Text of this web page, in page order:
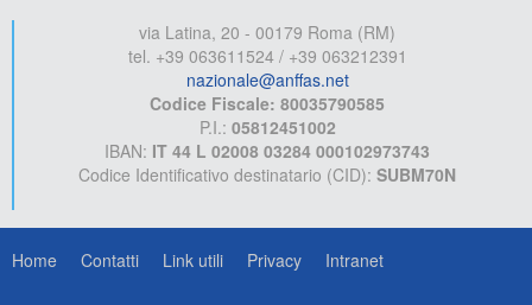
via Latina, 20 - 00179 Roma (RM)
tel. +39 063611524 / +39 063212391
nazionale@anffas.net
Codice Fiscale: 80035790585
P.I.: 05812451002
IBAN: IT 44 L 02008 03284 000102973743
Codice Identificativo destinatario (CID): SUBM70N
Home Contatti Link utili Privacy Intranet